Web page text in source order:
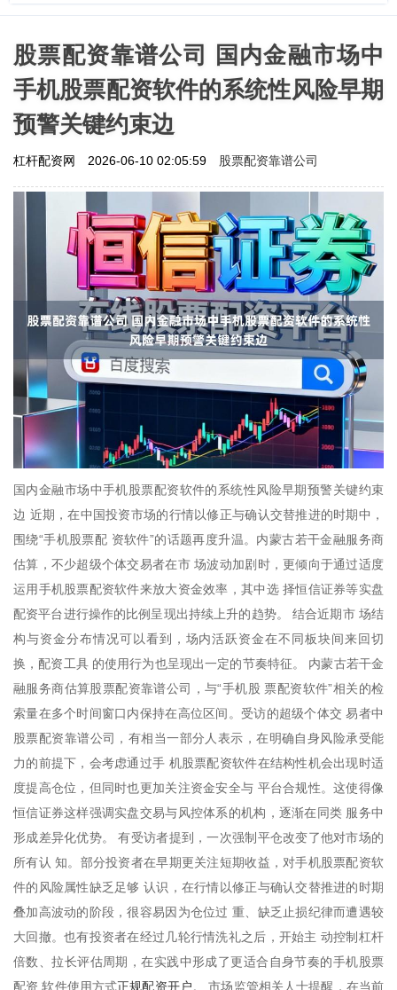
股票配资靠谱公司 国内金融市场中
手机股票配资软件的系统性风险早期
预警关键约束边
杠杆配资网 2026-06-10 02:05:59 股票配资靠谱公司
国内金融市场中手机股票配资软件的系统性风险早期预警关键约束
边 近期，在中国投资市场的行情以修正与确认交替推进的时期中，
围绕“手机股票配 资软件”的话题再度升温。内蒙古若干金融服务商
估算，不少超级个体交易者在市 场波动加剧时，更倾向于通过适度
运用手机股票配资软件来放大资金效率，其中选 择恒信证券等实盘
配资平台进行操作的比例呈现出持续上升的趋势。 结合近期市 场结
构与资金分布情况可以看到，场内活跃资金在不同板块间来回切
换，配资工具 的使用行为也呈现出一定的节奏特征。 内蒙古若干金
融服务商估算股票配资靠谱公司，与“手机股 票配资软件”相关的检
索量在多个时间窗口内保持在高位区间。受访的超级个体交 易者中
股票配资靠谱公司，有相当一部分人表示，在明确自身风险承受能
力的前提下，会考虑通过手 机股票配资软件在结构性机会出现时适
度提高仓位，但同时也更加关注资金安全与 平台合规性。这使得像
恒信证券这样强调实盘交易与风控体系的机构，逐渐在同类 服务中
形成差异化优势。 有受访者提到，一次强制平仓改变了他对市场的
所有认 知。部分投资者在早期更关注短期收益，对手机股票配资软
件的风险属性缺乏足够 认识，在行情以修正与确认交替推进的时期
叠加高波动的阶段，很容易因为仓位过 重、缺乏止损纪律而遭遇较
大回撤。也有投资者在经过几轮行情洗礼之后，开始主 动控制杠杆
倍数、拉长评估周期，在实践中形成了更适合自身节奏的手机股票
配资 软件使用方式正规配资开户。 市场监管相关人士提醒，在当前